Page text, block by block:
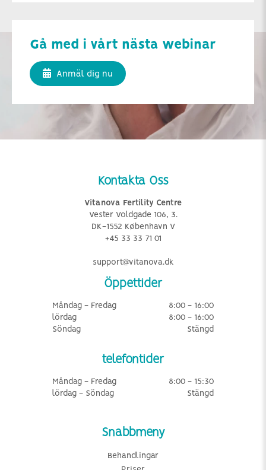
Gå med i vårt nästa webinar
Anmäl dig nu
Kontakta Oss
Vitanova Fertility Centre
Vester Voldgade 106, 3.
DK-1552 København V
+45 33 33 71 01
support@vitanova.dk
Öppettider
Måndag - Fredag
8:00 - 16:00
lördag
8:00 - 16:00
Söndag
Stängd
telefontider
Måndag - Fredag
8:00 - 15:30
lördag - Söndag
Stängd
Snabbmeny
Behandlingar